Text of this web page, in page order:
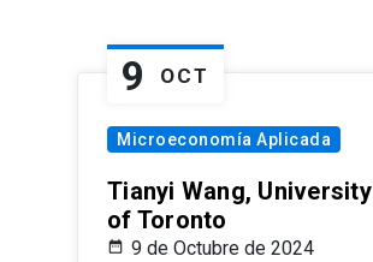
9 OCT
Microeconomía Aplicada
Tianyi Wang, University
of Toronto
9 de Octubre de 2024